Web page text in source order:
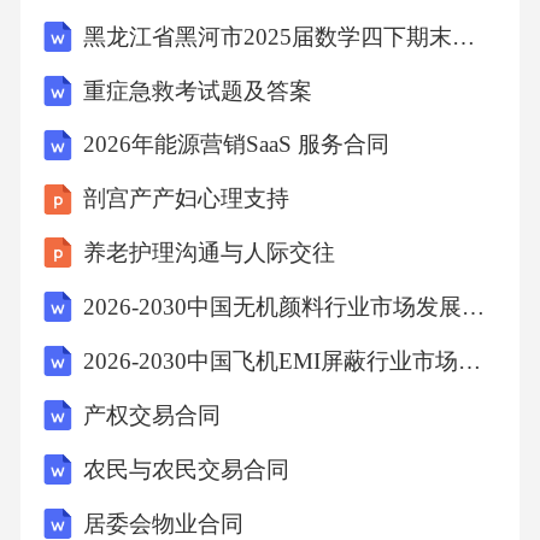
使用量计算，每月支付一次。-技术支持费用：
按年支付，服务方提供7*24小时在线技术支
持。-故障排除费用：根据故障复杂程度和解决
时间计算，具体费用以双方协商为准。2.本协议
中涉及的数据传输费用如下：-带宽费用：按实
际使用量计算，每月支付一次。-数据存储费
协议签订后，如因不可抗力导致协议无法履
行，双方应协商解决。如协商不成，任何一方
均有权解除协议，但应提前一个月通知对方。
特别声明：1.本协议的签订，不代表任何一方对
另一方在协议履行过程中可能发生的风险承担
责任。2.本协议的签订，不代表任何一方对另一
黑龙江省黑河市2025届数学四下期末学业质量监测试题（含答案）
重症急救考试题及答案
2026年能源营销SaaS 服务合同
剖宫产产妇心理支持
养老护理沟通与人际交往
2026-2030中国无机颜料行业市场发展现状及发展趋势与投资风险研究报告
2026-2030中国飞机EMI屏蔽行业市场发展趋势与前景展望战略分析研究报告
产权交易合同
农民与农民交易合同
居委会物业合同